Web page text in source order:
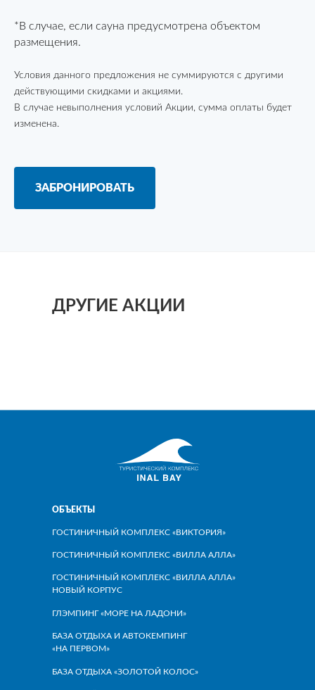
*В случае, если сауна предусмотрена объектом
размещения.
Условия данного предложения не суммируются с другими
действующими скидками и акциями.
В случае невыполнения условий Акции, сумма оплаты будет
изменена.
ЗАБРОНИРОВАТЬ
ДРУГИЕ АКЦИИ
ГОСТИНИЧНЫЙ КОМПЛЕКС «ВИКТОРИЯ»
ГОСТИНИЧНЫЙ КОМПЛЕКС «ВИЛЛА АЛЛА»
ГОСТИНИЧНЫЙ КОМПЛЕКС «ВИЛЛА АЛЛА»
НОВЫЙ КОРПУС
ГЛЭМПИНГ «МОРЕ НА ЛАДОНИ»
БАЗА ОТДЫХА И АВТОКЕМПИНГ
«НА ПЕРВОМ»
БАЗА ОТДЫХА «ЗОЛОТОЙ КОЛОС»
ОБЪЕКТЫ